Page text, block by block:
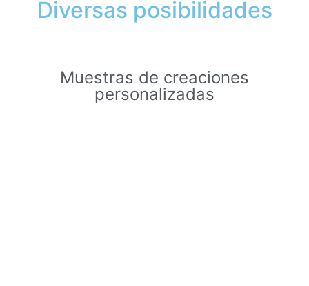
Diversas posibilidades
Muestras de creaciones
personalizadas